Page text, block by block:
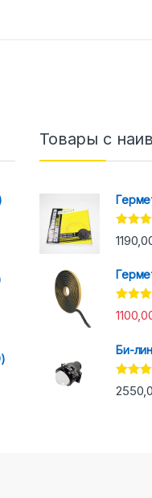
Товары с
из 5
из 5
Би-
из 5